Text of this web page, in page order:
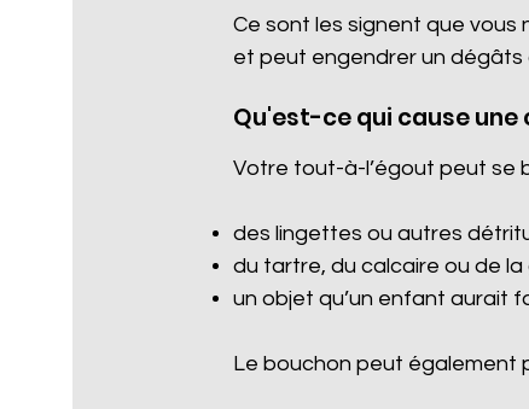
Ce sont les signent que
et peut engendrer un dégâts
Qu'est-ce qui cause
Votre tout-à-l’égout peut se
des lingettes ou autres
du tartre, du calcaire ou de la
un objet qu’un enfant aurait
Le bouchon peut également